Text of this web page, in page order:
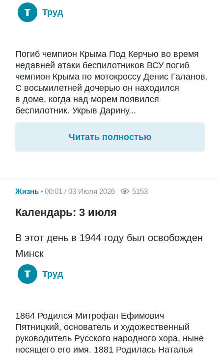
Труд
Погиб чемпион Крыма Под Керчью во время
недавней атаки беспилотников ВСУ погиб
чемпион Крыма по мотокроссу Денис Галанов.
С восьмилетней дочерью он находился
в доме, когда над морем появился
беспилотник. Укрыв Дарину...
Читать полностью
Жизнь 00:01 / 03 Июля 2026 5153
Календарь: 3 июля
В этот день в 1944 году был освобожден
Минск
Труд
1864 Родился Митрофан Ефимович
Пятницкий, основатель и художественный
руководитель Русского народного хора, ныне
носящего его имя. 1881 Родилась Наталья